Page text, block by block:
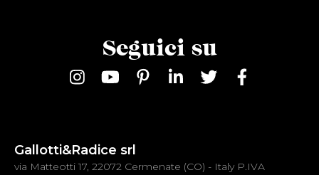
Seguici su
Gallotti&Radice srl
via Matteotti 17, 22072 Cermenate (CO) - Italy P.IVA